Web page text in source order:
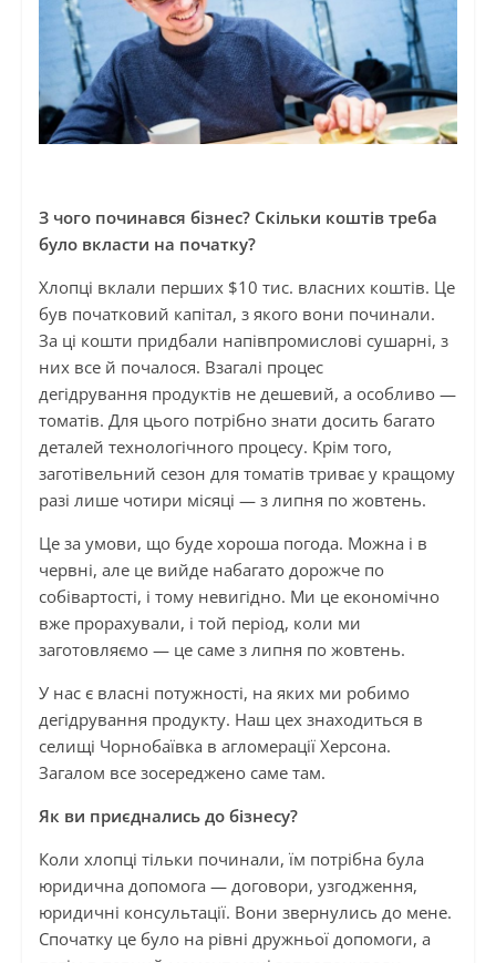
З чого починався бізнес? Скільки коштів треба
було вкласти на початку?
Хлопці вклали перших $10 тис. власних коштів. Це
був початковий капітал, з якого вони починали.
За ці кошти придбали напівпромислові сушарні, з
них все й почалося. Взагалі процес
дегідрування продуктів не дешевий, а особливо —
томатів. Для цього потрібно знати досить багато
деталей технологічного процесу. Крім того,
заготівельний сезон для томатів триває у кращому
разі лише чотири місяці — з липня по жовтень.
Це за умови, що буде хороша погода. Можна і в
червні, але це вийде набагато дорожче по
собівартості, і тому невигідно. Ми це економічно
вже прорахували, і той період, коли ми
заготовляємо — це саме з липня по жовтень.
У нас є власні потужності, на яких ми робимо
дегідрування продукту. Наш цех знаходиться в
селищі Чорнобаївка в агломерації Херсона.
Загалом все зосереджено саме там.
Як ви приєднались до бізнесу?
Коли хлопці тільки починали, їм потрібна була
юридична допомога — договори, узгодження,
юридичні консультації. Вони звернулись до мене.
Спочатку це було на рівні дружньої допомоги, а